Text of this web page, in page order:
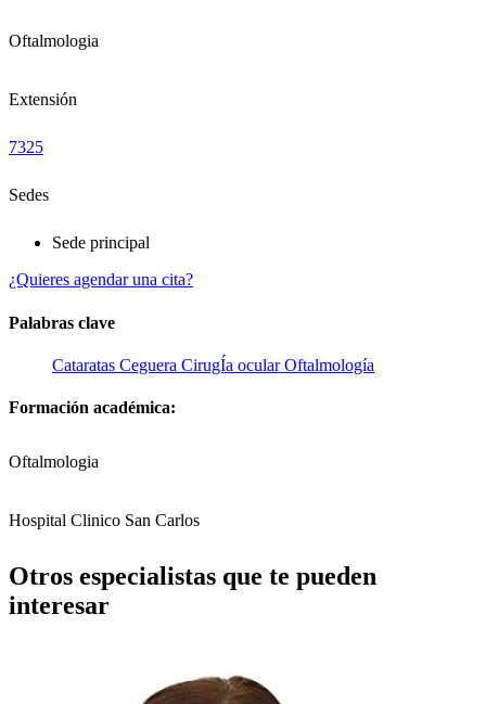
Oftalmologia
Extensión
7325
Sedes
Sede principal
¿Quieres agendar una cita?
Palabras clave
Cataratas Ceguera CirugÍa ocularOftalmología
Formación académica:
Oftalmologia
Hospital Clinico San Carlos
Otros especialistas que te pueden
interesar